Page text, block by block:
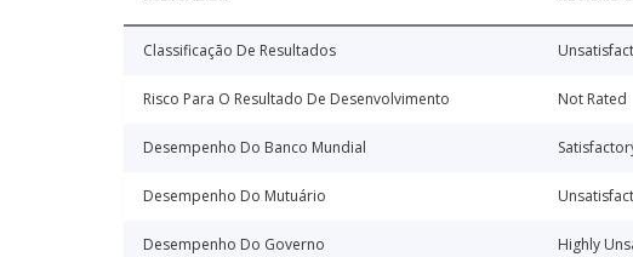
Classificação De Resultados
Risco Para O Resultado De Desenvolvimento Not Rated
Desempenho Do Banco Mundial
Desempenho Do Mutuário
Desempenho Do Governo Highly